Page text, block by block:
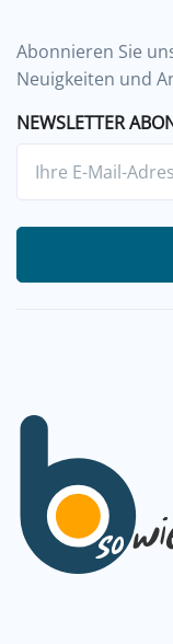
Abonnieren Sie
Neuigkeiten und
NEWSLETTER